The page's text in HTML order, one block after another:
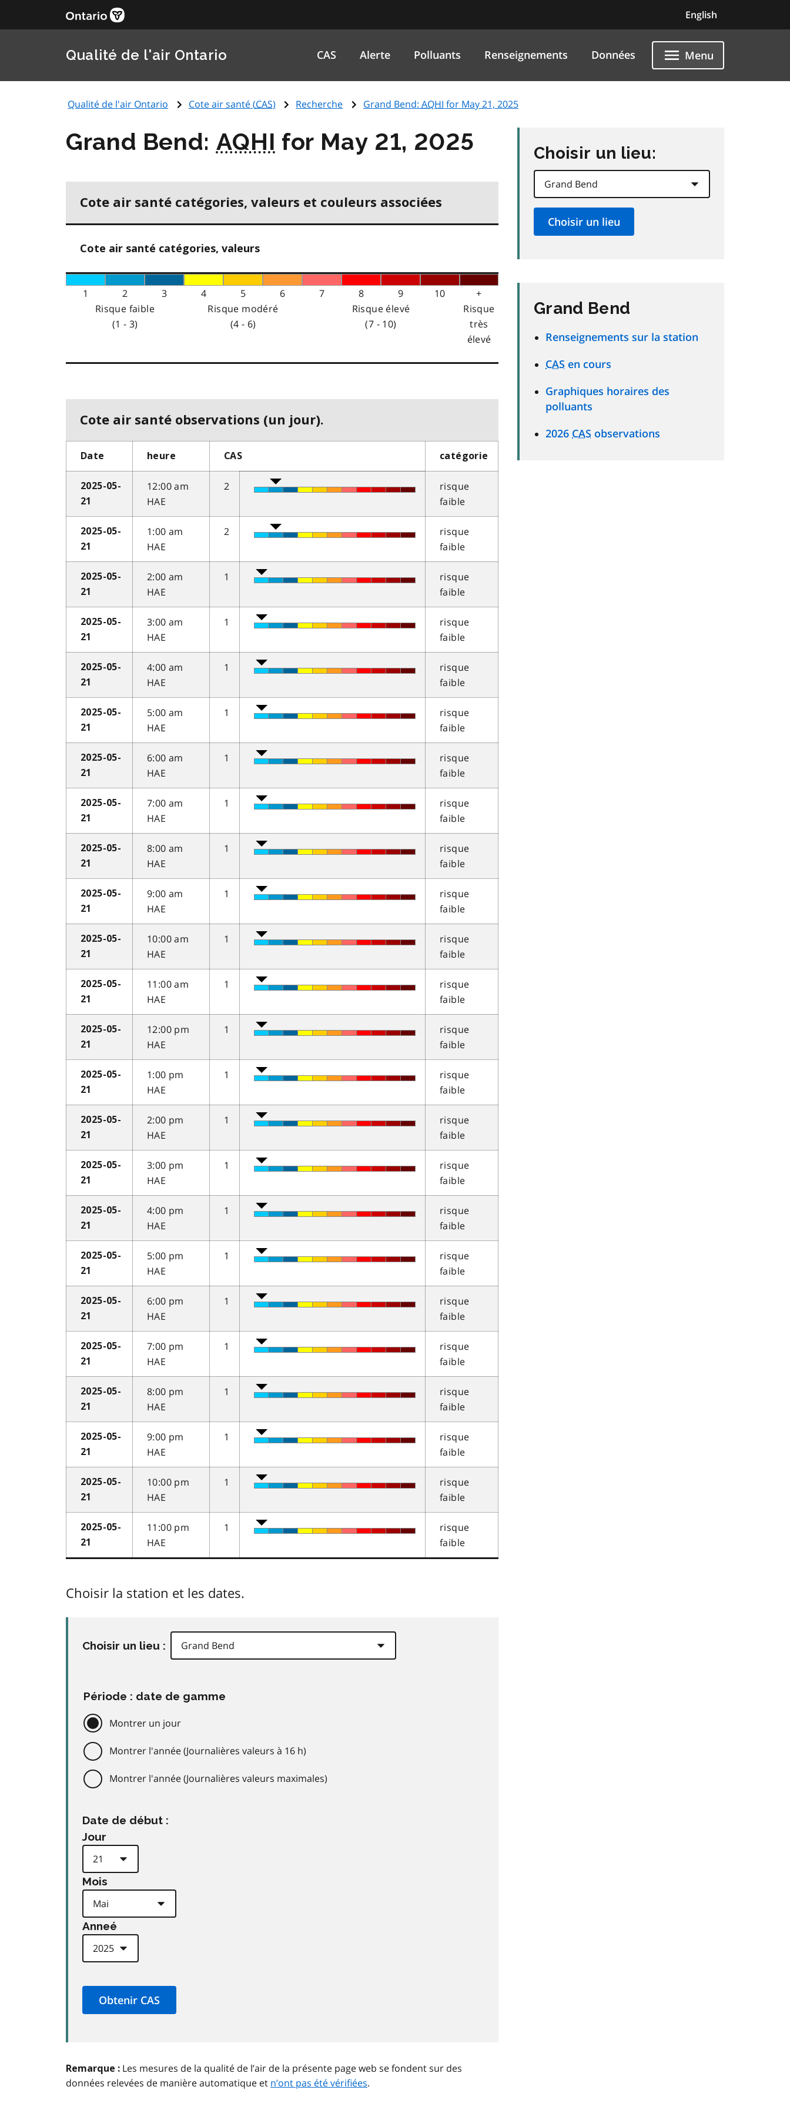
English
Qualité de l'air Ontario CAS Alerte Polluants Renseignements Données Menu
Qualité de l'air Ontario Cote air santé (CAS) Recherche Grand Bend: AQHI for May 21, 2025
Grand Bend: AQHI for May 21, 2025
Cote air santé catégories, valeurs et couleurs associées
Cote air santé catégories, valeurs
1 2 3 4 5 6 7 8 9 10
+
Risque faible
(1 - 3)
Risque modéré
(4 - 6)
Risque élevé
(7 - 10)
Risque
très
élevé
Cote air santé observations (un jour).
Date heure CAS catégorie
2025-05-
21
12:00 am
HAE
2
risque
faible
2025-05-
21
1:00 am
HAE
2
risque
faible
2025-05-
21
2:00 am
HAE
1
risque
faible
2025-05-
21
3:00 am
HAE
1
risque
faible
2025-05-
21
4:00 am
HAE
1
risque
faible
2025-05-
21
5:00 am
HAE
1
risque
faible
2025-05-
21
6:00 am
HAE
1
risque
faible
2025-05-
21
7:00 am
HAE
1
risque
faible
2025-05-
21
8:00 am
HAE
1
risque
faible
2025-05-
21
9:00 am
HAE
1
risque
faible
2025-05-
21
10:00 am
HAE
1
risque
faible
2025-05-
21
11:00 am
HAE
1
risque
faible
2025-05-
21
12:00 pm
HAE
1
risque
faible
2025-05-
21
1:00 pm
HAE
1
risque
faible
2025-05-
21
2:00 pm
HAE
1
risque
faible
2025-05-
21
3:00 pm
HAE
1
risque
faible
2025-05-
21
4:00 pm
HAE
1
risque
faible
2025-05-
21
5:00 pm
HAE
1
risque
faible
2025-05-
21
6:00 pm
HAE
1
risque
faible
2025-05-
21
7:00 pm
HAE
1
risque
faible
2025-05-
21
8:00 pm
HAE
1
risque
faible
2025-05-
21
9:00 pm
HAE
1
risque
faible
2025-05-
21
10:00 pm
HAE
1
risque
faible
2025-05-
21
11:00 pm
HAE
1
risque
faible
Choisir la station et les dates.
Choisir un lieu :
Période : date de gamme
Montrer un jour
Montrer l'année (Journalières valeurs à 16 h)
Montrer l'année (Journalières valeurs maximales)
Date de début :
Jour
Mois
Anneé
Remarque : Les mesures de la qualité de l’air de la présente page web se fondent sur des
données relevées de manière automatique et n’ont pas été vérifiées.
Choisir un lieu:
Grand Bend
Renseignements sur la station
CAS en cours
Graphiques horaires des
polluants
2026 CAS observations